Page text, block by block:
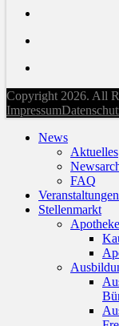
Copyright 2026. All
Impressum
News
Aktuelles
FAQ
Veranstaltungen
Stellenmarkt